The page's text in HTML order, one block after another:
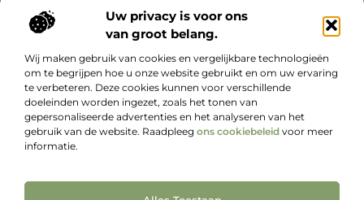
Uw privacy is voor ons
van groot belang.
Wij maken gebruik van cookies en vergelijkbare technologieën
om te begrijpen hoe u onze website gebruikt en om uw ervaring
te verbeteren. Deze cookies kunnen voor verschillende
doeleinden worden ingezet, zoals het tonen van
gepersonaliseerde advertenties en het analyseren van het
gebruik van de website. Raadpleeg ons cookiebeleid voor meer
informatie.
Main Links
Bekende Nederlanders
Kennis, kracht en inspiratie voor elke dag.
Blogs en artikelen over het dagelijks leven – voor iedereen die wil
lezen, leren en ontdekken.